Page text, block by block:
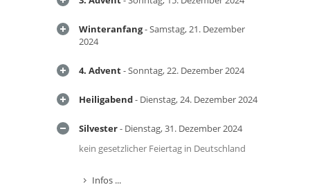
Winteranfang- Samstag, 21. Dezember
2024
4. Advent- Sonntag, 22. Dezember 2024
Heiligabend- Dienstag, 24. Dezember 2024
Silvester- Dienstag, 31. Dezember 2024
kein gesetzlicher Feiertag in Deutschland
Infos ...